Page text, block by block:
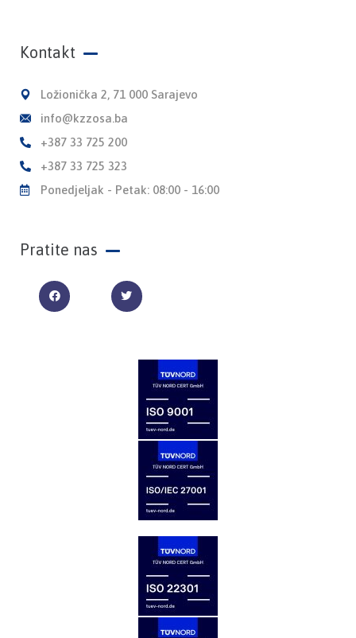
Kontakt
Ložionička 2, 71 000 Sarajevo
info@kzzosa.ba
+387 33 725 200
+387 33 725 323
Ponedjeljak - Petak: 08:00 - 16:00
Pratite nas